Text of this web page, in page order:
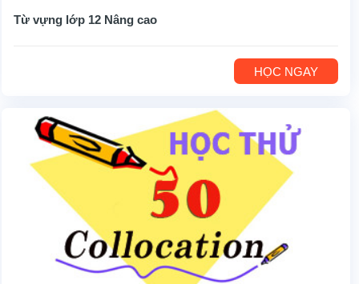
Từ vựng lớp 12 Nâng cao
HỌC NGAY